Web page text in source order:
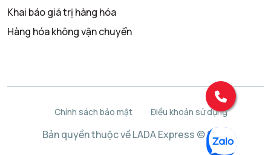
Khai báo giá trị hàng hóa
Hàng hóa không vận chuyển
Chính sách bảo mật Điều khoản sử dụng
Bản quyền thuộc về LADA Express © 2025